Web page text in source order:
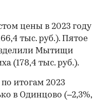
цены в 2023 году
тыс. руб.). Пятое
Мытищи
(178,4 тыс. руб.).
итогам 2023
в Одинцово (–2,3%,